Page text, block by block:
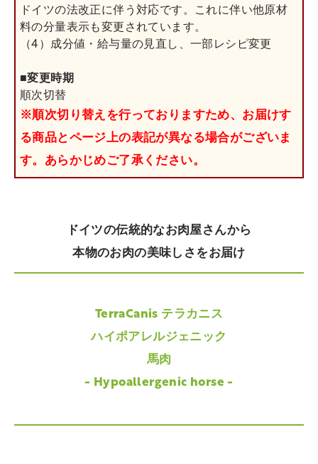
ドイツの法改正に伴う対応です。これに伴い他原材
料の分量表示も変更されています。
（4）成分値・給与量の見直し、一部レシピ変更
■変更時期
順次切替
※順次切り替えを行っておりますため、お届けす
る商品とページ上の表記が異なる場合がございま
す。あらかじめご了承ください。
ドイツの伝統的なお肉屋さんから
本物のお肉の美味しさをお届け
TerraCanis テラカニス
ハイポアレルジェニック
馬肉
- Hypoallergenic horse -